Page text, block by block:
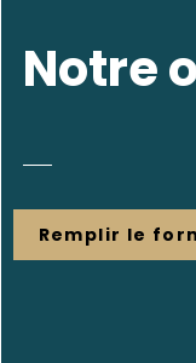
Notre
Remplir le